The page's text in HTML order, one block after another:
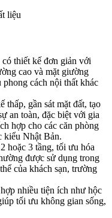
thiết kế đơn giản với
cao và mặt giường
cách nội thất khác
thấp, gần sát mặt đất, tạo
an toàn, đặc biệt với gia
hợp cho các căn phòng
kiểu Nhật Bản.
hoặc 3 tầng, tối ưu hóa
được sử dụng trong
của khách sạn, trường
nhiều tiện ích như hộc
tối ưu không gian sống,